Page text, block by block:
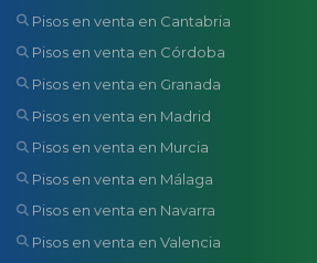
Pisos en venta en Cantabria
Pisos en venta en Córdoba
Pisos en venta en Granada
Pisos en venta en Madrid
Pisos en venta en Murcia
Pisos en venta en Málaga
Pisos en venta en Navarra
Pisos en venta en Valencia